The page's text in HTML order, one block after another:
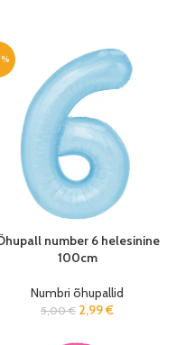
number 6 helesinine
100cm
Numbri õhupallid
5,00€ 2,99€